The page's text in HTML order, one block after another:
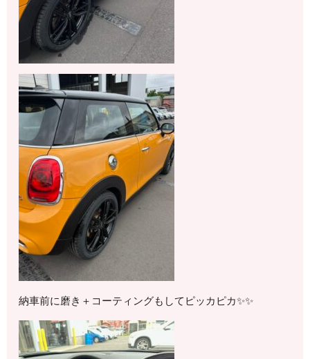
納車前に磨き＋コーティングもしてピッカピカ✨✨